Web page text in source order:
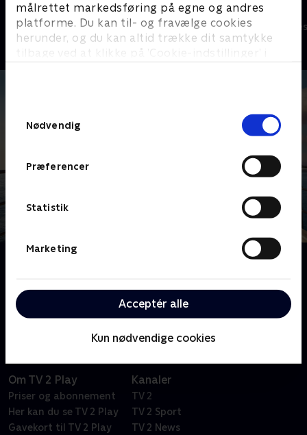
målrettet markedsføring på egne og andres
platforme. Du kan til- og fravælge cookies
herunder, og du kan altid trække dit samtykke
tilbage ved at klikke på ’Cookie-indstillinger’ i
Nødvendig
Præferencer
Statistik
Marketing
Acceptér alle
Kun nødvendige cookies
Klovn
Komedie • 11 sæsoner
Sølykken
Komedie • 4
komedieserie handler om fire venner, der kæmper
med livet i en villa og som forældre.
Om TV 2 Play
Priser og abonnement
Her kan du se TV 2 Play
Gavekort til TV 2 Play
Kanaler
TV 2
TV 2 Sport
TV 2 News